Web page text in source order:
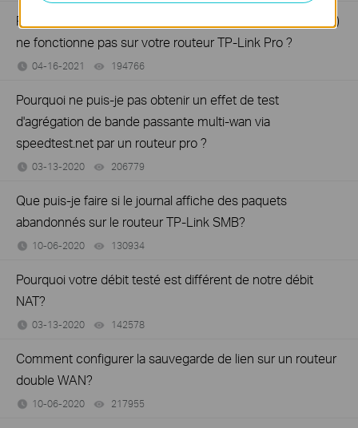
Pourquoi la fonction de serveur virtuel (redirection de port)
ne fonctionne pas sur votre routeur TP-Link Pro ?
04-16-2021 194766
Pourquoi ne puis-je pas obtenir un effet de test
d'agrégation de bande passante multi-wan via
speedtest.net par un routeur pro ?
03-13-2020 206779
Que puis-je faire si le journal affiche des paquets
abandonnés sur le routeur TP-Link SMB?
10-06-2020 130934
Pourquoi votre débit testé est différent de notre débit
NAT?
03-13-2020 142578
Comment configurer la sauvegarde de lien sur un routeur
double WAN?
10-06-2020 217955